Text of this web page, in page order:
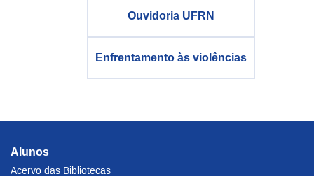
Ouvidoria UFRN
Enfrentamento às violências
Alunos
Acervo das Bibliotecas